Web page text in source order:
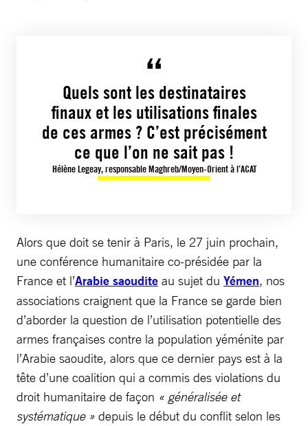
Quels sont les destinataires
finaux et les utilisations finales
de ces armes ? C’est précisément
ce que l’on ne sait pas !
Hélène Legeay, responsable Maghreb/Moyen-Orient à l’ACAT
Alors que doit se tenir à Paris, le 27 juin prochain,
une conférence humanitaire co-présidée par la
France et l’Arabie saoudite au sujet du Yémen, nos
associations craignent que la France se garde bien
d’aborder la question de l’utilisation potentielle des
armes françaises contre la population yéménite par
l’Arabie saoudite, alors que ce dernier pays est à la
tête d’une coalition qui a commis des violations du
droit humanitaire de façon « généralisée et
systématique » depuis le début du conflit selon les